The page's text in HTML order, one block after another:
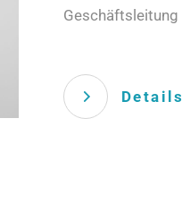
Geschäftsleitung
Details